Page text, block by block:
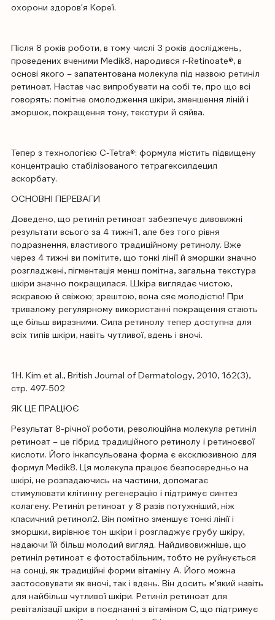
охорони здоров'я Кореї.
Після 8 років роботи, в тому числі 3 років досліджень,
проведених вченими Medik8, народився r-Retinoate®, в
основі якого – запатентована молекула під назвою ретиніл
ретиноат. Настав час випробувати на собі те, про що всі
говорять: помітне омолодження шкіри, зменшення ліній і
зморшок, покращення тону, текстури й сяйва.
Тепер з технологією C-Tetra®: формула містить підвищену
концентрацію стабілізованого тетрагексилдецил
аскорбату.
ОСНОВНІ ПЕРЕВАГИ
Доведено, що ретиніл ретиноат забезпечує дивовижні
результати всього за 4 тижні1, але без того рівня
подразнення, властивого традиційному ретинолу. Вже
через 4 тижні ви помітите, що тонкі лінії й зморшки значно
розгладжені, пігментація менш помітна, загальна текстура
шкіри значно покращилася. Шкіра виглядає чистою,
яскравою й свіжою; зрештою, вона сяє молодістю! При
тривалому регулярному використанні покращення стають
ще більш виразними. Сила ретинолу тепер доступна для
всіх типів шкіри, навіть чутливої, вдень і вночі.
1H. Kim et al., British Journal of Dermatology, 2010, 162(3),
стр. 497-502
ЯК ЦЕ ПРАЦЮЄ
Результат 8-річної роботи, революційна молекула ретиніл
ретиноат – це гібрид традиційного ретинолу і ретиноєвої
кислоти. Його інкапсульована форма є ексклюзивною для
формул Medik8. Ця молекула працює безпосередньо на
шкірі, не розпадаючись на частини, допомагає
стимулювати клітинну регенерацію і підтримує синтез
колагену. Ретиніл ретиноат у 8 разів потужніший, ніж
класичний ретинол2. Він помітно зменшує тонкі лінії і
зморшки, вирівнює тон шкіри і розгладжує грубу шкіру,
надаючи їй більш молодий вигляд. Найдивовижніше, що
ретиніл ретиноат є фотостабільним, тобто не руйнується
на сонці, як традиційні форми вітаміну А. Його можна
застосовувати як вночі, так і вдень. Він досить м'який навіть
для найбільш чутливої ​​шкіри. Ретиніл ретиноат для
ревіталізації шкіри в поєднанні з вітаміном С, що підтримує